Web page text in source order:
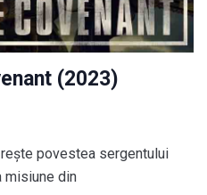
(2023)
povestea sergentului
misiune din